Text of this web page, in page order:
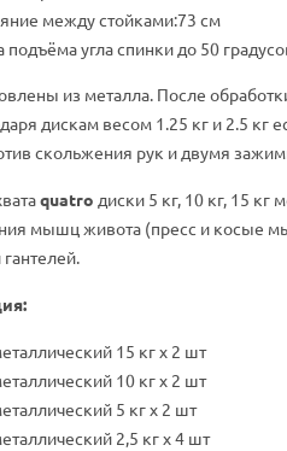
между стойками:73 см
подъёма угла спинки до 50
из металла. После
дискам весом 1.25 кг и 2.5
скольжения рук и двумя
quatro диски 5 кг, 10 кг, 15
мышц живота (пресс и косые
15 кг x 2 шт
10 кг x 2 шт
5 кг x 2 шт
2,5 кг х 4 шт